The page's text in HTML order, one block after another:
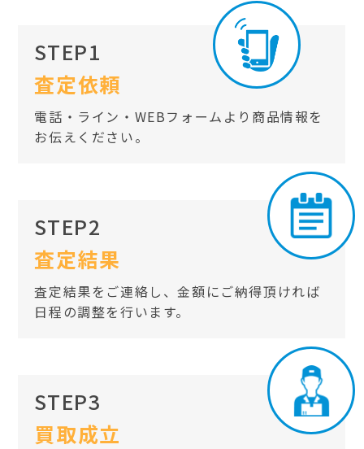
STEP1
査定依頼
電話・ライン・WEBフォームより商品情報を
お伝えください。
STEP2
査定結果
査定結果をご連絡し、金額にご納得頂ければ
日程の調整を行います。
STEP3
買取成立